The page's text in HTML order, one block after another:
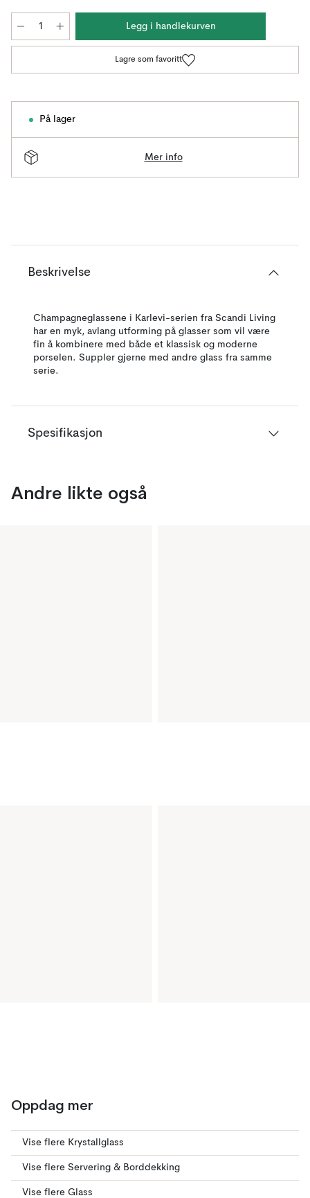
Legg i handlekurven
Lagre som favoritt
På lager
Mer info
Beskrivelse
Champagneglassene i Karlevi-serien fra Scandi Living
har en myk, avlang utforming på glasser som vil være
fin å kombinere med både et klassisk og moderne
porselen. Suppler gjerne med andre glass fra samme
serie.
Spesifikasjon
Andre likte også
Oppdag mer
Vise flere Krystallglass
Vise flere Servering & Borddekking
Vise flere Glass